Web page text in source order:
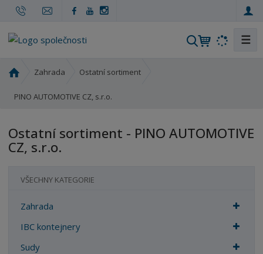
V
a
t
☰
o
í
s
a
Zahrada Ostatní sortiment
PINO AUTOMOTIVE CZ, s.r.o.
Ostatní sortiment - PINO AUTOMOTIVE
CZ, s.r.o.
VŠECHNY KATEGORIE
Zahrada
IBC kontejnery
Sudy